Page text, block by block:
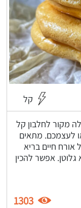
קל
3 מצרכים אחלה מקור לחלבון קל
לעצמכם. מתאים
אורח חיים בריא
גלוטן. אפשר להכין
1303